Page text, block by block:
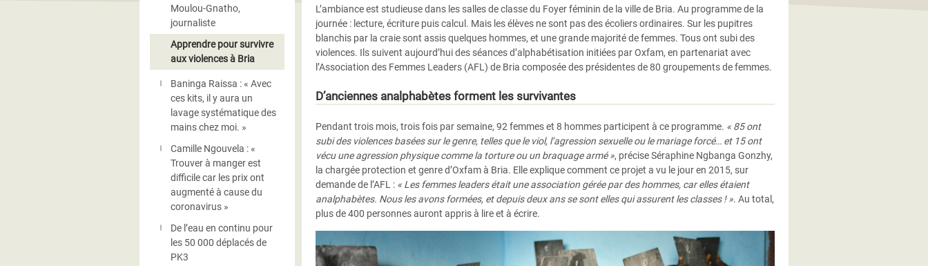
L’ambiance est studieuse dans les salles de classe du Foyer féminin de la ville de Bria. Au programme de la
journée : lecture, écriture puis calcul. Mais les élèves ne sont pas des écoliers ordinaires. Sur les pupitres
blanchis par la craie sont assis quelques hommes, et une grande majorité de femmes. Tous ont subi des
violences. Ils suivent aujourd’hui des séances d’alphabétisation initiées par Oxfam, en partenariat avec
l’Association des Femmes Leaders (AFL) de Bria composée des présidentes de 80 groupements de femmes.
D’anciennes analphabètes forment les survivantes
Pendant trois mois, trois fois par semaine, 92 femmes et 8 hommes participent à ce programme. « 85 ont
subi des violences basées sur le genre, telles que le viol, l’agression sexuelle ou le mariage forcé… et 15 ont
vécu une agression physique comme la torture ou un braquage armé », précise Séraphine Ngbanga Gonzhy,
la chargée protection et genre d’Oxfam à Bria. Elle explique comment ce projet a vu le jour en 2015, sur
demande de l’AFL : « Les femmes leaders était une association gérée par des hommes, car elles étaient
analphabètes. Nous les avons formées, et depuis deux ans se sont elles qui assurent les classes ! ». Au total,
plus de 400 personnes auront appris à lire et à écrire.
Survivants Bria
Moulou-Gnatho,
journaliste
Apprendre pour survivre
aux violences à Bria
Baninga Raissa : « Avec
ces kits, il y aura un
lavage systématique des
mains chez moi. »
Camille Ngouvela : «
Trouver à manger est
difficile car les prix ont
augmenté à cause du
coronavirus »
De l’eau en continu pour
les 50 000 déplacés de
PK3